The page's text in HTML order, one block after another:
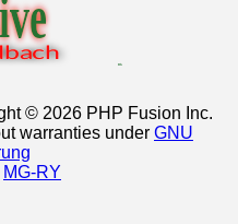
© 2026 PHP Fusion Inc.
warranties under GNU
MG-RY